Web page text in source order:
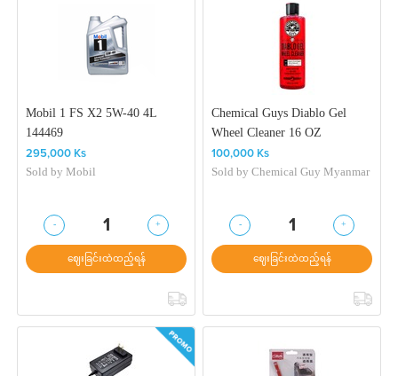
Mobil 1 FS X2 5W-40 4L
144469
295,000 Ks
Sold byMobil
- 1
+
ဈေးခြင်းထဲထည့်ရန်
Chemical Guys Diablo Gel
Wheel Cleaner 16 OZ
100,000 Ks
Sold byChemical Guy Myanmar
- 1
+
ဈေးခြင်းထဲထည့်ရန်